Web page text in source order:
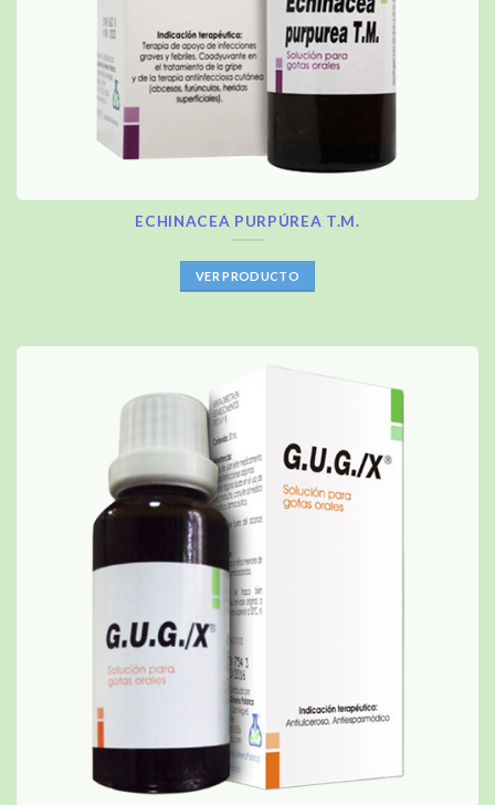
ECHINACEA PURPÚREA T.M.
VER PRODUCTO